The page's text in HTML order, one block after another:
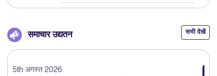
समाचार उद्यतन सभी देखें
5th अगस्त 2026